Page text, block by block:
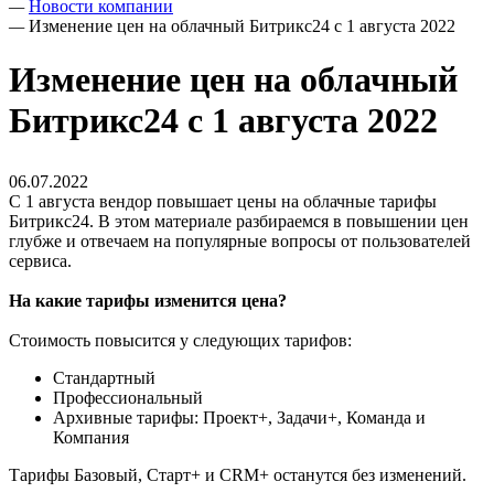
— Новости компании
— Изменение цен на облачный Битрикс24 с 1 августа 2022
Изменение цен на облачный
Битрикс24 с 1 августа 2022
06.07.2022
С 1 августа вендор повышает цены на облачные тарифы
Битрикс24. В этом материале разбираемся в повышении цен
глубже и отвечаем на популярные вопросы от пользователей
сервиса.
На какие тарифы изменится цена?
Стоимость повысится у следующих тарифов:
Стандартный
Профессиональный
Архивные тарифы: Проект+, Задачи+, Команда и
Компания
Тарифы Базовый, Старт+ и CRM+ останутся без изменений.